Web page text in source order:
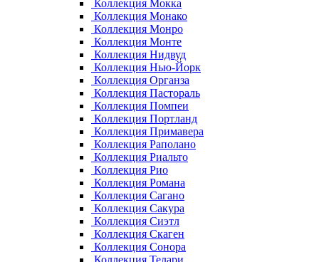
Коллекция Мокка
Коллекция Монако
Коллекция Монро
Коллекция Монте
Коллекция Нидвуд
Коллекция Нью-Йорк
Коллекция Органза
Коллекция Пастораль
Коллекция Помпеи
Коллекция Портланд
Коллекция Примавера
Коллекция Раполано
Коллекция Риальто
Коллекция Рио
Коллекция Романа
Коллекция Сагано
Коллекция Сакура
Коллекция Сиэтл
Коллекция Скаген
Коллекция Сонора
Коллекция Телари